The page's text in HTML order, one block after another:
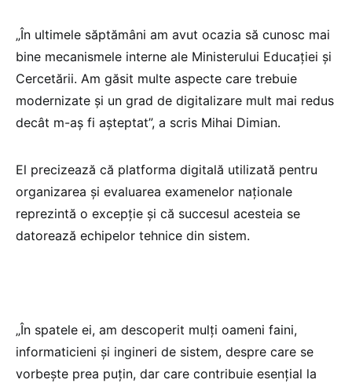
„În ultimele săptămâni am avut ocazia să cunosc mai
bine mecanismele interne ale Ministerului Educației și
Cercetării. Am găsit multe aspecte care trebuie
modernizate și un grad de digitalizare mult mai redus
decât m-aș fi așteptat”, a scris Mihai Dimian.
El precizează că platforma digitală utilizată pentru
organizarea și evaluarea examenelor naționale
reprezintă o excepție și că succesul acesteia se
datorează echipelor tehnice din sistem.
„În spatele ei, am descoperit mulți oameni faini,
informaticieni și ingineri de sistem, despre care se
vorbește prea puțin, dar care contribuie esențial la